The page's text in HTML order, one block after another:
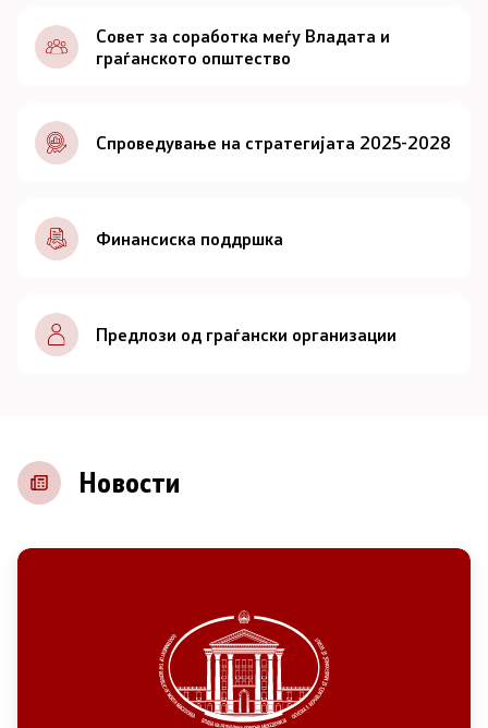
Документи
Совет
За советот
Документи
Записници и дневни редови од седниците на
Советот
Контакт
Основање на здружение
Совет за соработка меѓу Владата и
граѓанското општество
Спроведување на стратегијата 2025-2028
Финансиска поддршка
Предлози од граѓански организации
Новости